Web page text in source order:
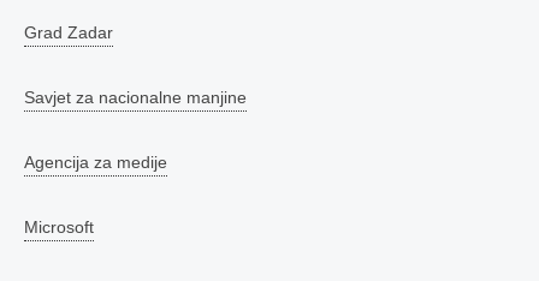
Grad Zadar
Savjet za nacionalne manjine
Agencija za medije
Microsoft